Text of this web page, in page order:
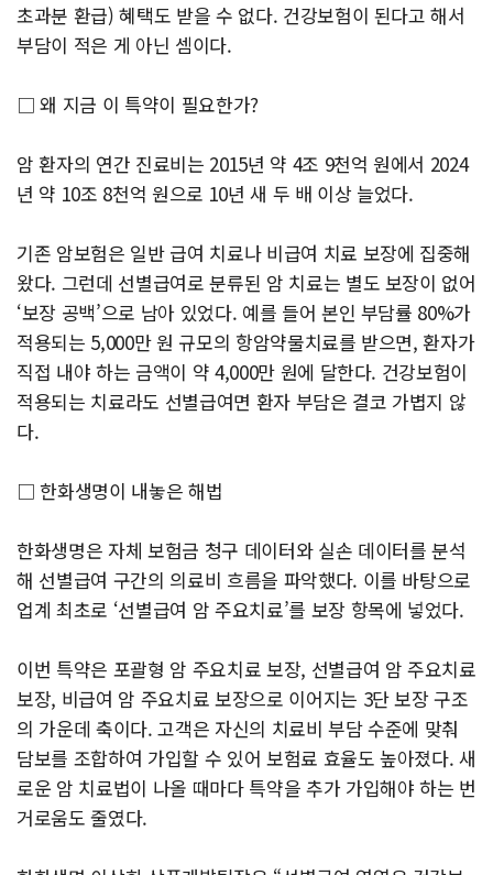
초과분 환급) 혜택도 받을 수 없다. 건강보험이 된다고 해서
부담이 적은 게 아닌 셈이다.
□ 왜 지금 이 특약이 필요한가?
암 환자의 연간 진료비는 2015년 약 4조 9천억 원에서 2024
년 약 10조 8천억 원으로 10년 새 두 배 이상 늘었다.
기존 암보험은 일반 급여 치료나 비급여 치료 보장에 집중해
왔다. 그런데 선별급여로 분류된 암 치료는 별도 보장이 없어
‘보장 공백’으로 남아 있었다. 예를 들어 본인 부담률 80%가
적용되는 5,000만 원 규모의 항암약물치료를 받으면, 환자가
직접 내야 하는 금액이 약 4,000만 원에 달한다. 건강보험이
적용되는 치료라도 선별급여면 환자 부담은 결코 가볍지 않
다.
□ 한화생명이 내놓은 해법
한화생명은 자체 보험금 청구 데이터와 실손 데이터를 분석
해 선별급여 구간의 의료비 흐름을 파악했다. 이를 바탕으로
업계 최초로 ‘선별급여 암 주요치료’를 보장 항목에 넣었다.
이번 특약은 포괄형 암 주요치료 보장, 선별급여 암 주요치료
보장, 비급여 암 주요치료 보장으로 이어지는 3단 보장 구조
의 가운데 축이다. 고객은 자신의 치료비 부담 수준에 맞춰
담보를 조합하여 가입할 수 있어 보험료 효율도 높아졌다. 새
로운 암 치료법이 나올 때마다 특약을 추가 가입해야 하는 번
거로움도 줄였다.